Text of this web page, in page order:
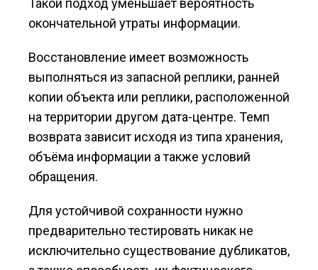
Такой подход уменьшает вероятность
окончательной утраты информации.
Восстановление имеет возможность
выполняться из запасной реплики, ранней
копии объекта или реплики, расположенной
на территории другом дата-центре. Темп
возврата зависит исходя из типа хранения,
объёма информации а также условий
обращения.
Для устойчивой сохранности нужно
предварительно тестировать никак не
исключительно существование дубликатов,